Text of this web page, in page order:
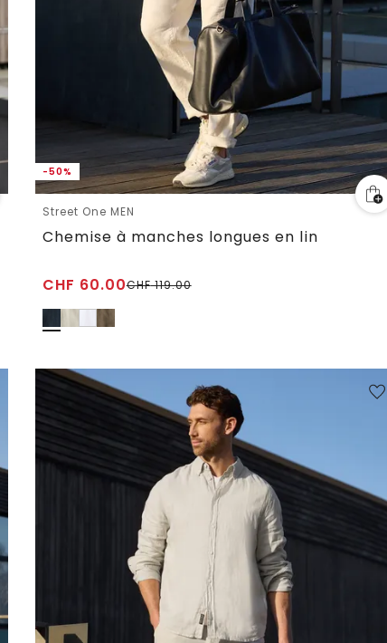
-50%
Street One MEN
Chemise à manches longues en lin
CHF 60.00CHF119.00